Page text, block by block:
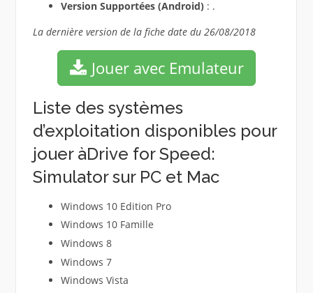
Version Supportées (Android): .
La dernière version de la fiche date du 26/08/2018
Jouer avec Emulateur
Liste des systèmes
d’exploitation disponibles pour
jouer àDrive for Speed:
Simulator sur PC et Mac
Windows 10 Edition Pro
Windows 10 Famille
Windows 8
Windows 7
Windows Vista